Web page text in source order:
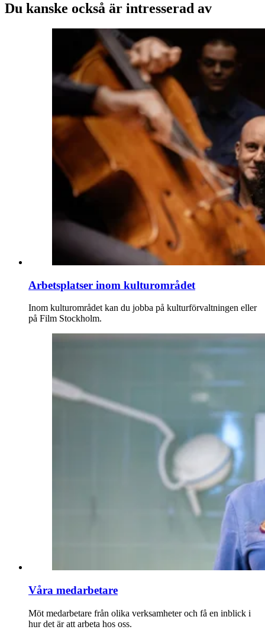
Du kanske också är intresserad av
Arbetsplatser inom kulturområdet
Inom kulturområdet kan du jobba på kulturförvaltningen eller
på Film Stockholm.
Våra medarbetare
Möt medarbetare från olika verksamheter och få en inblick i
hur det är att arbeta hos oss.